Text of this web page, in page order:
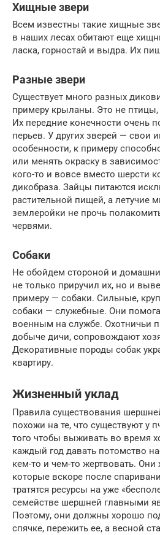
Хищные звери
Всем известны такие хищные
в наших лесах обитают еще
ласка, горностай и выдра. Их
Разные звери
Существует много разных
примеру крыланы. Это не
Их передние конечности очень
перьев. У других зверей — свои
особенности, к примеру
или менять окраску в
кого-то и вовсе вместо шерсти
дикобраза. Зайцы питаются
растительной пищей, а летучие
землеройки не прочь
червями.
Собаки
Не обойдем стороной и
не только приручил их, но и
примеру — собаки. Сильные,
собаки — служебные. Они
военным на службе. Охотничьи
добыче дичи, сопровождают
Декоративные породы собак
квартиру.
Жизненный уклад
Правила существования
похожи на те, что существуют у
того чтобы выживать во время
каждый год давать потомство
кем-то и чем-то жертвовать.
которые вскоре после
тратятся ресурсы на уже
семействе шершней главными
Поэтому, они должны хорошо
спячке, пережить ее, а весной